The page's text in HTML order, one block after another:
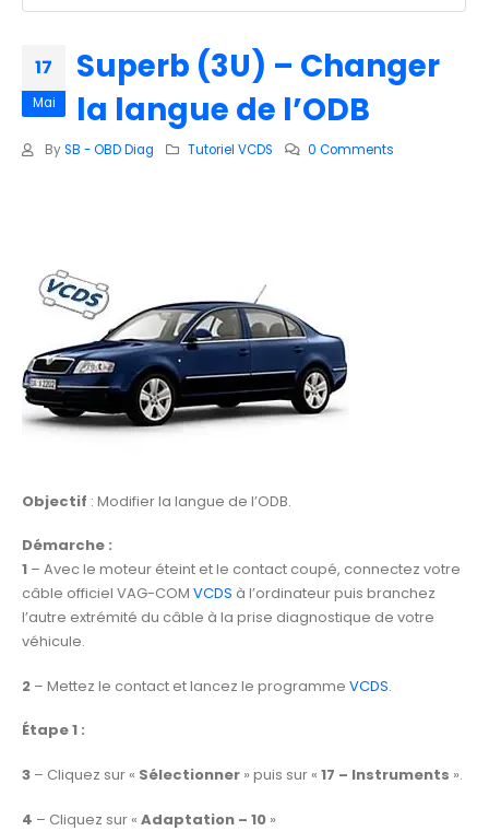
17
Mai
Superb (3U) – Changer
la langue de l’ODB
By SB - OBD Diag Tutoriel VCDS 0 Comments
Objectif : Modifier la langue de l’ODB.
Démarche :
1 – Avec le moteur éteint et le contact coupé, connectez votre
câble officiel VAG-COM VCDS à l’ordinateur puis branchez
l’autre extrémité du câble à la prise diagnostique de votre
véhicule.
2 – Mettez le contact et lancez le programme VCDS.
Étape 1 :
3 – Cliquez sur « Sélectionner » puis sur « 17 – Instruments ».
4 – Cliquez sur « Adaptation – 10 »